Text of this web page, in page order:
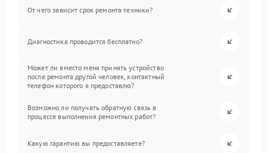
От чего зависит срок ремонта техники?
Диагностика проводится бесплатно?
Может ли вместо меня принять устройство
после ремонта другой человек, контактный
телефон которого я предоставлю?
Возможно ли получать обратную связь в
процессе выполнения ремонтных работ?
Какую гарантию вы предоставляете?